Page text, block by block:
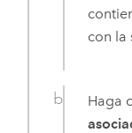
con la
Haga